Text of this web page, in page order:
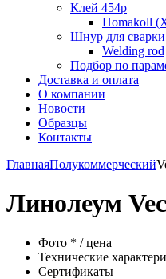
Клей 454р
Homakoll
Шнур для
Welding rod
Подбор по
Доставка и оплата
О компании
Новости
Образцы
Контакты
ГлавнаяПолукоммерческий
Линолеум
Фото * / цена
Технические
Сертификаты